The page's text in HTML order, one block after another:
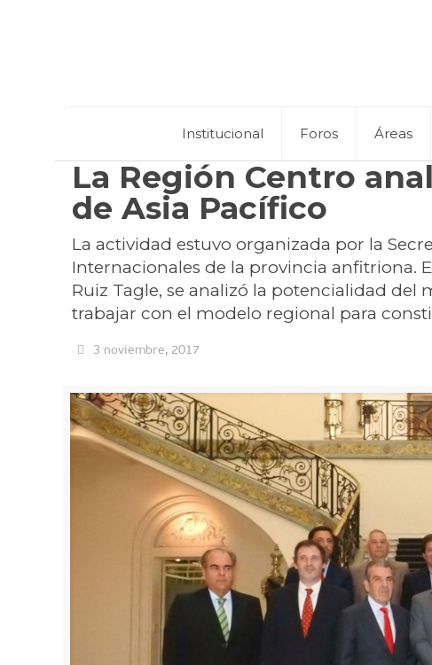
Institucional Foros Áreas
La Región Centro
de Asia Pacífico
La actividad estuvo organizada por la
Internacionales de la provincia anfitriona.
Ruiz Tagle, se analizó la potencialidad del
trabajar con el modelo regional para
3 noviembre, 2017